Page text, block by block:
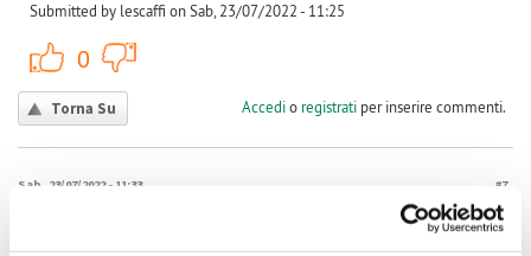
Submitted by lescaffi on Sab, 23/07/2022 - 11:25
0
Torna Su Accedio registratiper inserire commenti.
Sab, 23/07/2022 - 11:33 #7